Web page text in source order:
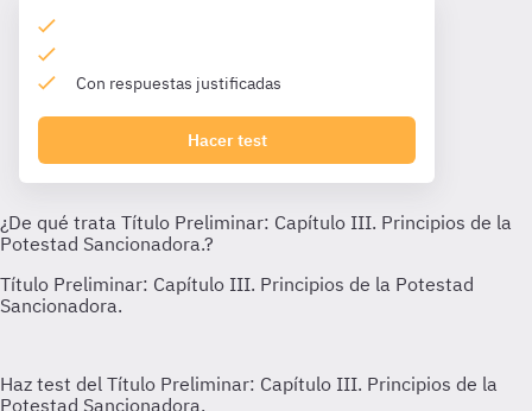
Con respuestas justificadas
Hacer test